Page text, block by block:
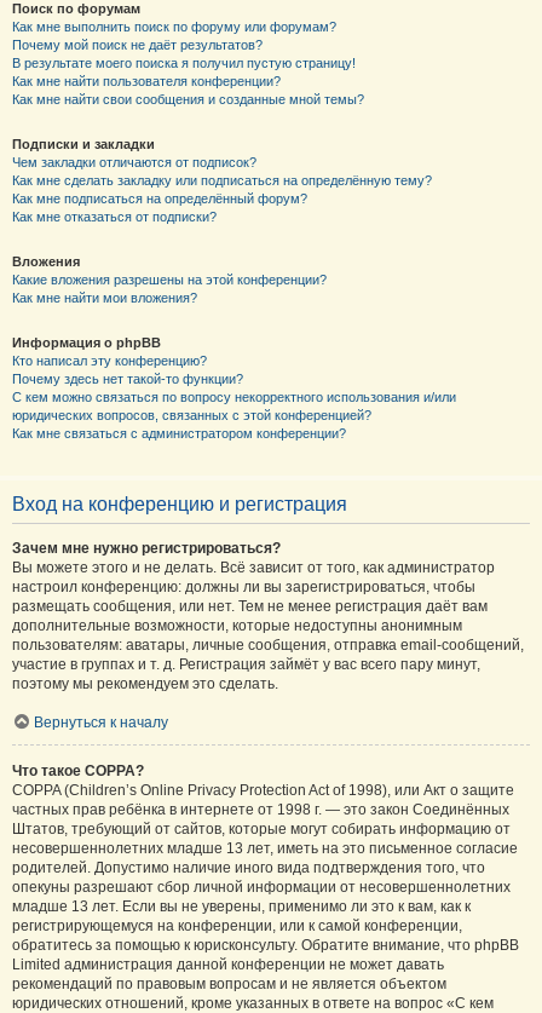
Поиск по форумам
Как мне выполнить поиск по форуму или форумам?
Почему мой поиск не даёт результатов?
В результате моего поиска я получил пустую страницу!
Как мне найти пользователя конференции?
Как мне найти свои сообщения и созданные мной темы?
Подписки и закладки
Чем закладки отличаются от подписок?
Как мне сделать закладку или подписаться на определённую тему?
Как мне подписаться на определённый форум?
Как мне отказаться от подписки?
Вложения
Какие вложения разрешены на этой конференции?
Как мне найти мои вложения?
Информация о phpBB
Кто написал эту конференцию?
Почему здесь нет такой-то функции?
С кем можно связаться по вопросу некорректного использования и/или
юридических вопросов, связанных с этой конференцией?
Как мне связаться с администратором конференции?
Вход на конференцию и регистрация
Зачем мне нужно регистрироваться?
Вы можете этого и не делать. Всё зависит от того, как администратор
настроил конференцию: должны ли вы зарегистрироваться, чтобы
размещать сообщения, или нет. Тем не менее регистрация даёт вам
дополнительные возможности, которые недоступны анонимным
пользователям: аватары, личные сообщения, отправка email-сообщений,
участие в группах и т. д. Регистрация займёт у вас всего пару минут,
поэтому мы рекомендуем это сделать.
Вернуться к началу
Что такое COPPA?
COPPA (Children’s Online Privacy Protection Act of 1998), или Акт о защите
частных прав ребёнка в интернете от 1998 г. — это закон Соединённых
Штатов, требующий от сайтов, которые могут собирать информацию от
несовершеннолетних младше 13 лет, иметь на это письменное согласие
родителей. Допустимо наличие иного вида подтверждения того, что
опекуны разрешают сбор личной информации от несовершеннолетних
младше 13 лет. Если вы не уверены, применимо ли это к вам, как к
регистрирующемуся на конференции, или к самой конференции,
обратитесь за помощью к юрисконсульту. Обратите внимание, что phpBB
Limited администрация данной конференции не может давать
рекомендаций по правовым вопросам и не является объектом
юридических отношений, кроме указанных в ответе на вопрос «С кем